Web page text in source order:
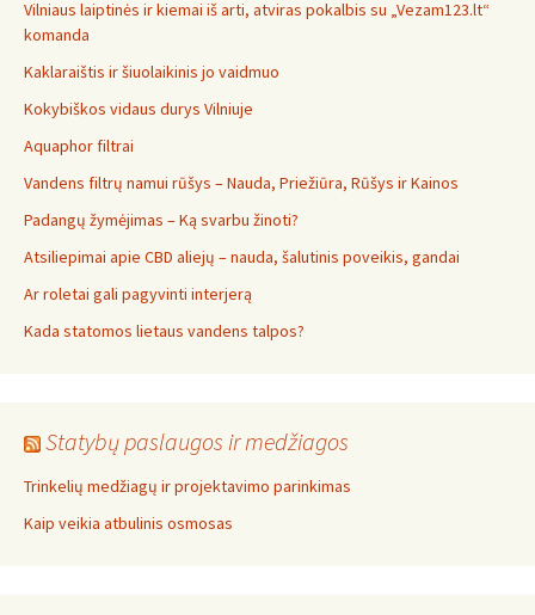
Vilniaus laiptinės ir kiemai iš arti, atviras pokalbis su „Vezam123.lt“
komanda
Kaklaraištis ir šiuolaikinis jo vaidmuo
Kokybiškos vidaus durys Vilniuje
Aquaphor filtrai
Vandens filtrų namui rūšys – Nauda, Priežiūra, Rūšys ir Kainos
Padangų žymėjimas – Ką svarbu žinoti?
Atsiliepimai apie CBD aliejų – nauda, šalutinis poveikis, gandai
Ar roletai gali pagyvinti interjerą
Kada statomos lietaus vandens talpos?
Statybų paslaugos ir medžiagos
Trinkelių medžiagų ir projektavimo parinkimas
Kaip veikia atbulinis osmosas